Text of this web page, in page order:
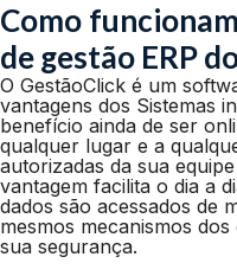
Como
de gestão ERP
O GestãoClick é um
vantagens dos Sistemas
benefício ainda de ser
qualquer lugar e a
autorizadas da sua
vantagem facilita o dia a
dados são acessados de
mesmos mecanismos
sua segurança.